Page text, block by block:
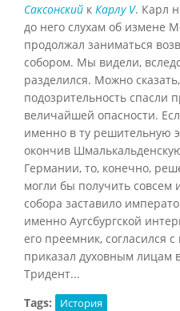
Саксонский к Карлу V. Карл
до него слухам об измене
продолжал заниматься
собором. Мы видели,
разделился. Можно
подозрительность спасли
величайшей опасности.
именно в ту решительную
окончив
Германии, то, конечно,
могли бы получить совсем
собора заставило
именно Аугсбургской
его преемник, согласился
приказал духовным лицам
Тридент...
Tags:
История